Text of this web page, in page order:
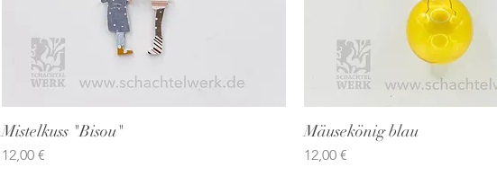
Schnellansicht
Mistelkuss "Bisou"
Preis
12,00 €
Schnellansicht
Mäusekönig blau
Preis
12,00 €